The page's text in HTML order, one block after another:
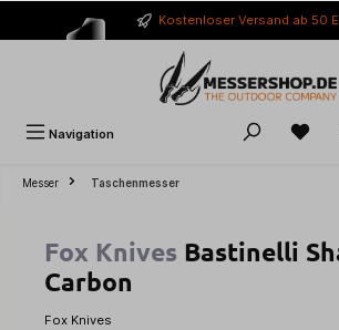
Kostenloser Versand ab 50
Navigation
Messer Taschenmesser
Fox Knives Bastinelli
Carbon
Fox Knives